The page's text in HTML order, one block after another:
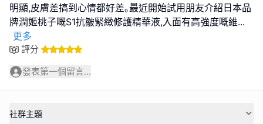
明顯,皮膚差搞到心情都好差｡最近開始試用朋友介紹日本品
牌潤姬桃子嘅S1抗皺緊緻修護精華液,入面有高強度嘅維...
更多
評分
發表第一個留言...
社群主題